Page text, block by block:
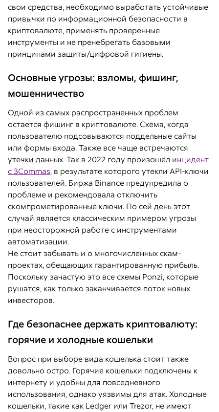
свои средства, необходимо выработать устойчивые
привычки по информационной безопасности в
криптовалюте, применять проверенные
инструменты и не пренебрегать базовыми
принципами защиты/цифровой гигиены.
Основные угрозы: взломы, фишинг,
мошенничество
Одной из самых распространенных проблем
остается фишинг в криптовалюте. Схема, когда
пользователю подсовываются поддельные сайты
или формы входа. Также все чаще встречаются
утечки данных. Так в 2022 году произошёл инцидент
с 3Commas, в результате которого утекли API-ключи
пользователей. Биржа Binance предупредила о
проблеме и рекомендовала отключить
скомпрометированные ключи. По сей день этот
случай является классическим примером угрозы
при неосторожной работе с инструментами
автоматизации.
Не стоит забывать и о многочисленных скам-
проектах, обещающих гарантированную прибыль.
Поскольку зачастую это все схемы Ponzi, которые
рушатся, как только заканчивается поток новых
инвесторов.
Где безопаснее держать криптовалюту:
горячие и холодные кошельки
Вопрос при выборе вида кошелька стоит также
довольно остро. Горячие кошельки подключены к
интернету и удобны для повседневного
использования, однако уязвимы для атак. Холодные
кошельки, такие как Ledger или Trezor, не имеют